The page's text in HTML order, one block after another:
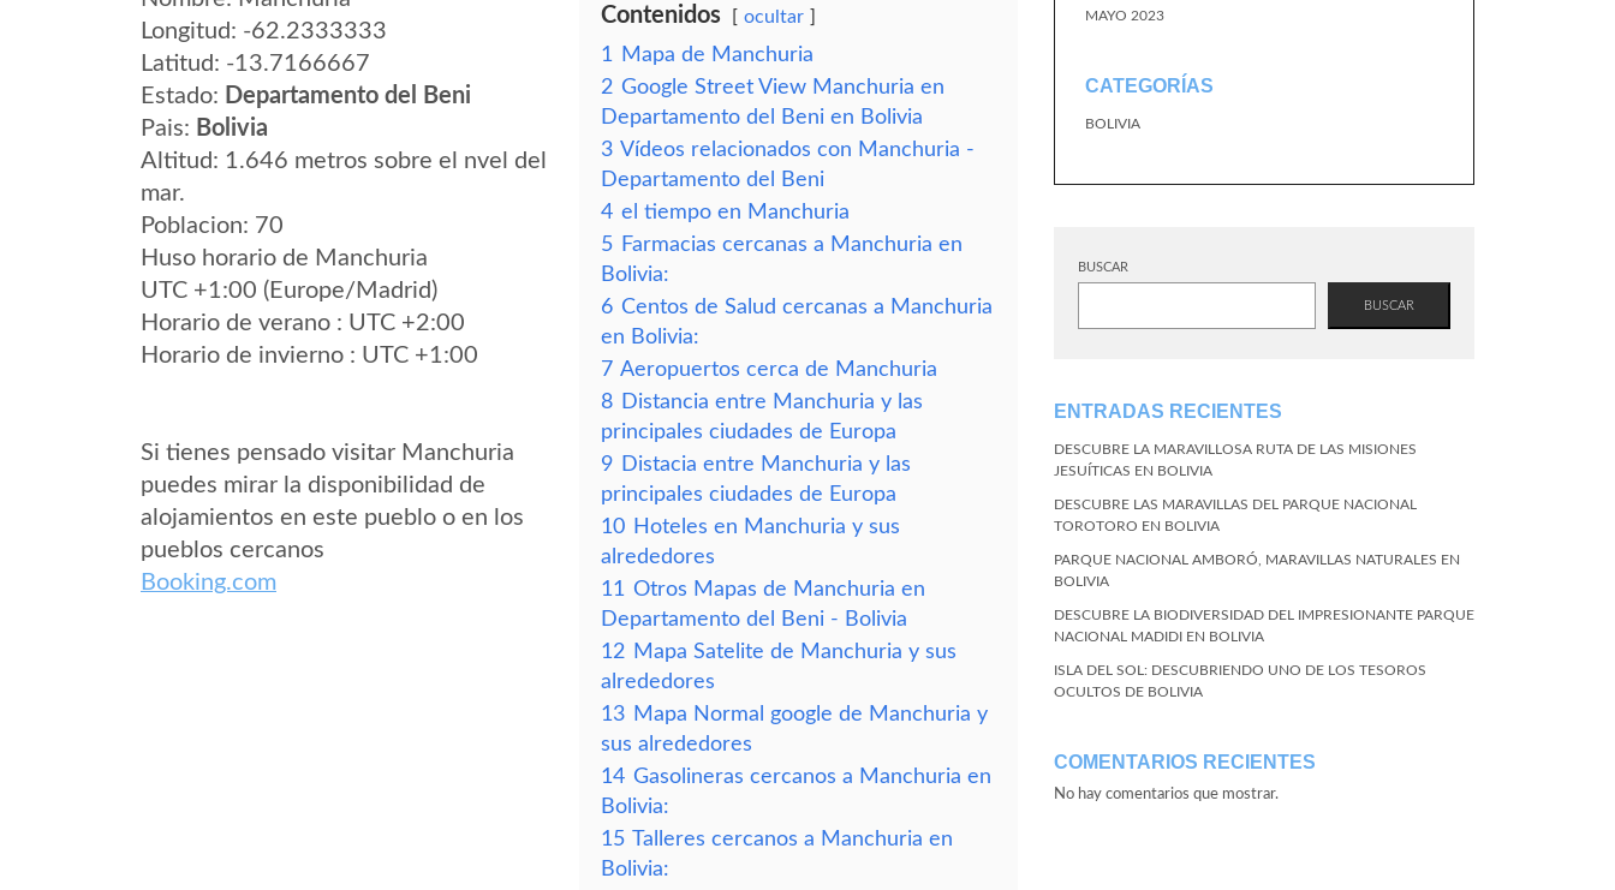
Longitud: -62.2333333
Latitud: -13.7166667
Estado: Departamento del Beni
Pais: Bolivia
Altitud: 1.646 metros sobre el nvel del
mar.
Poblacion: 70
Huso horario de Manchuria
UTC +1:00 (Europe/Madrid)
Horario de verano : UTC +2:00
Horario de invierno : UTC +1:00
Si tienes pensado visitar Manchuria
puedes mirar la disponibilidad de
alojamientos en este pueblo o en los
pueblos cercanos
Booking.com
Contenidos ocultar
1
Mapa de Manchuria
2 Google Street View Manchuria en
Departamento del Beni en Bolivia
3 Vídeos relacionados con Manchuria -
Departamento del Beni
4 el tiempo en Manchuria
5 Farmacias cercanas a Manchuria en
Bolivia:
6 Centos de Salud cercanas a Manchuria
en Bolivia:
7 Aeropuertos cerca de Manchuria
8 Distancia entre Manchuria y las
principales ciudades de Europa
9 Distacia entre Manchuria y las
principales ciudades de Europa
10 Hoteles en Manchuria y sus
alrededores
11 Otros Mapas de Manchuria en
Departamento del Beni - Bolivia
12 Mapa Satelite de Manchuria y sus
alrededores
13 Mapa Normal google de Manchuria y
sus alrededores
14 Gasolineras cercanos a Manchuria en
Bolivia:
15 Talleres cercanos a Manchuria en
Bolivia:
MAYO 2023
CATEGORÍAS
BOLIVIA
BUSCAR
BUSCAR
ENTRADAS RECIENTES
DESCUBRE LA MARAVILLOSA RUTA DE LAS MISIONES
JESUÍTICAS EN BOLIVIA
DESCUBRE LAS MARAVILLAS DEL PARQUE NACIONAL
TOROTORO EN BOLIVIA
PARQUE NACIONAL AMBORÓ, MARAVILLAS NATURALES EN
BOLIVIA
DESCUBRE LA BIODIVERSIDAD DEL IMPRESIONANTE PARQUE
NACIONAL MADIDI EN BOLIVIA
ISLA DEL SOL: DESCUBRIENDO UNO DE LOS TESOROS
OCULTOS DE BOLIVIA
COMENTARIOS RECIENTES
No hay comentarios que mostrar.